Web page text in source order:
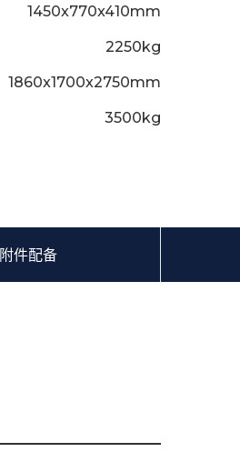
1450x770x410mm
2250kg
1860x1700x2750mm
3500kg
附件配备